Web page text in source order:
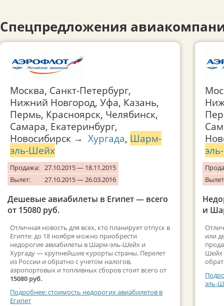
Спецпредложения
Москва, Санкт-Петербург,
Нижний Новгород, Уфа, Казань,
Пермь, Красноярск, Челябинск,
Самара, Екатеринбург,
Новосибирск → Хургада, Шарм-
эль-Шейх
Продажа: 27.10.2015 — 18.11.2015
Вылет:
27.10.2015 — 26.03.2016
Дешевые авиабилеты в Египет — всего
от 15080 руб.
Отличная новость для всех, кто планирует отпуск в
Египте: до 18 ноября можно приобрести
недорогие авиабилеты в Шарм-эль-Шейх и
Хургаду — крупнейшие курорты страны. Перелет
из России и обратно с учетом налогов,
аэропортовых и топливных сборов стоит всего от
15080 руб.
Подробнее: стоимость недорогих авиабилетов в
Египет
и
или
Шейх
эль-